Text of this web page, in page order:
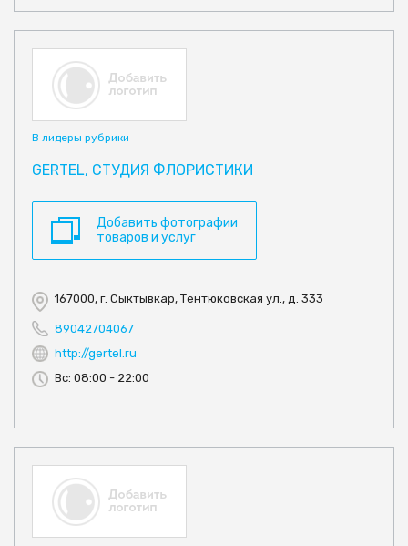
В лидеры рубрики
GERTEL, СТУДИЯ ФЛОРИСТИКИ
Добавить фотографии
товаров и услуг
167000, г. Сыктывкар, Тентюковская ул., д. 333
89042704067
http://gertel.ru
Вс: 08:00 - 22:00